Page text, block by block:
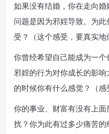
如果没有结婚，你在走向
问题是因为邪婬导致。为
受？（这个感受，要真实地
你曾经希望自己能成为一
邪婬的行为对你成长的影
的时候你有什么感觉？（感
你的事业、财富有没有上
扰？你为此有过多少痛苦